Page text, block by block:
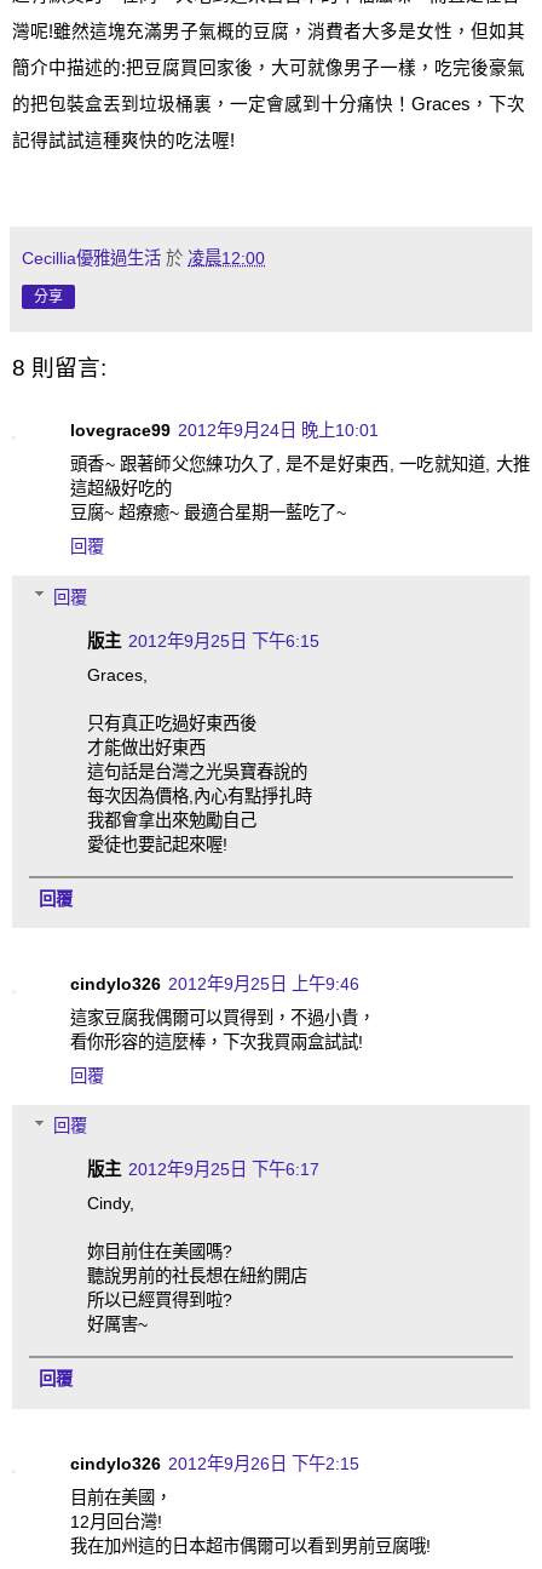
灣呢!雖然這塊充滿男子氣概的豆腐，消費者大多是女性，但如其
簡介中描述的:把豆腐買回家後，大可就像男子一樣，吃完後豪氣
的把包裝盒丟到垃圾桶裏，一定會感到十分痛快！ Graces ，下次
記得試試這種爽快的吃法喔!
Cecillia優雅過生活 於 凌晨12:00
分享
8 則留言:
lovegrace99 2012年9月24日 晚上10:01
頭香~ 跟著師父您練功久了, 是不是好東西, 一吃就知道, 大推
這超級好吃的
豆腐~ 超療癒~ 最適合星期一藍吃了~
回覆
回覆
版主 2012年9月25日 下午6:15
Graces,
只有真正吃過好東西後
才能做出好東西
這句話是台灣之光吳寶春說的
每次因為價格,內心有點掙扎時
我都會拿出來勉勵自己
愛徒也要記起來喔!
回覆
cindylo326 2012年9月25日 上午9:46
這家豆腐我偶爾可以買得到，不過小貴，
看你形容的這麼棒，下次我買兩盒試試!
回覆
回覆
版主 2012年9月25日 下午6:17
Cindy,
妳目前住在美國嗎?
聽說男前的社長想在紐約開店
所以已經買得到啦?
好厲害~
回覆
cindylo326 2012年9月26日 下午2:15
目前在美國，
12月回台灣!
我在加州這的日本超市偶爾可以看到男前豆腐哦!